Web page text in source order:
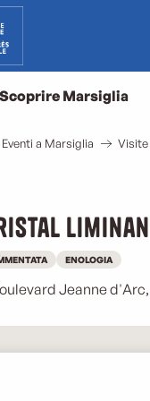
Scoprire Marsiglia
Eventi a Marsiglia Visite
ENOLOGIA
Jeanne